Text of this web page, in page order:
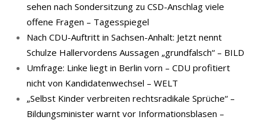
sehen nach Sondersitzung zu CSD-Anschlag viele
offene Fragen – Tagesspiegel
Nach CDU-Auftritt in Sachsen-Anhalt: Jetzt nennt
Schulze Hallervordens Aussagen „grundfalsch“ – BILD
Umfrage: Linke liegt in Berlin vorn – CDU profitiert
nicht von Kandidatenwechsel – WELT
„Selbst Kinder verbreiten rechtsradikale Sprüche“ –
Bildungsminister warnt vor Informationsblasen –